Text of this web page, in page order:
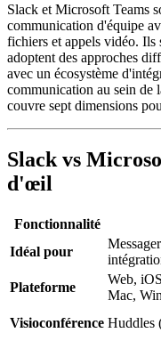
Slack et Microsoft Teams
communication d'équipe
fichiers et appels vidéo.
adoptent des approches
avec un écosystème
communication au sein de
couvre sept dimensions
Slack vs
d'œil
Fonctionnalité
Idéal pour
Plateforme
Web,
Mac,
Visioconférence Huddles